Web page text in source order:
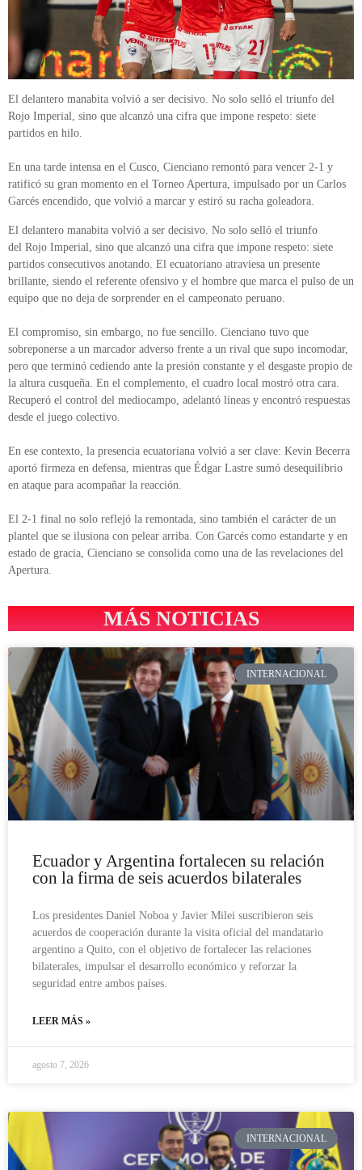
El delantero manabita volvió a ser decisivo. No solo selló el triunfo del
Rojo Imperial, sino que alcanzó una cifra que impone respeto: siete
partidos en hilo.
En una tarde intensa en el Cusco, Cienciano remontó para vencer 2-1 y
ratificó su gran momento en el Torneo Apertura, impulsado por un Carlos
Garcés encendido, que volvió a marcar y estiró su racha goleadora.
El delantero manabita volvió a ser decisivo. No solo selló el triunfo
del Rojo Imperial, sino que alcanzó una cifra que impone respeto: siete
partidos consecutivos anotando. El ecuatoriano atraviesa un presente
brillante, siendo el referente ofensivo y el hombre que marca el pulso de un
equipo que no deja de sorprender en el campeonato peruano.
El compromiso, sin embargo, no fue sencillo. Cienciano tuvo que
sobreponerse a un marcador adverso frente a un rival que supo incomodar,
pero que terminó cediendo ante la presión constante y el desgaste propio de
la altura cusqueña. En el complemento, el cuadro local mostró otra cara.
Recuperó el control del mediocampo, adelantó líneas y encontró respuestas
desde el juego colectivo.
En ese contexto, la presencia ecuatoriana volvió a ser clave: Kevin Becerra
aportó firmeza en defensa, mientras que Édgar Lastre sumó desequilibrio
en ataque para acompañar la reacción.
El 2-1 final no solo reflejó la remontada, sino también el carácter de un
plantel que se ilusiona con pelear arriba. Con Garcés como estandarte y en
estado de gracia, Cienciano se consolida como una de las revelaciones del
Apertura.
MÁS NOTICIAS
INTERNACIONAL
Ecuador y Argentina fortalecen su relación
con la firma de seis acuerdos bilaterales
Los presidentes Daniel Noboa y Javier Milei suscribieron seis
acuerdos de cooperación durante la visita oficial del mandatario
argentino a Quito, con el objetivo de fortalecer las relaciones
bilaterales, impulsar el desarrollo económico y reforzar la
seguridad entre ambos países.
LEER MÁS »
agosto 7, 2026
INTERNACIONAL